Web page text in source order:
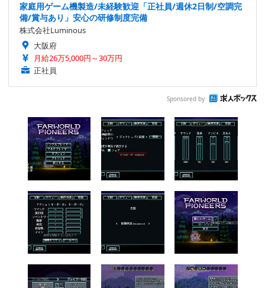
家庭用ゲーム機製造/未経験歓迎「正社員/週休2日制/空調完
備/賞与あり」安心の研修制度完備
株式会社Luminous
大阪府
月給26万5,000円～30万円
正社員
Sponsored by